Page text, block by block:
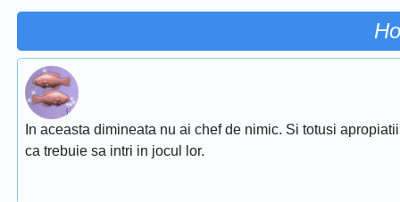
In aceasta dimineata nu ai chef de nimic. Si totusi
ca trebuie sa intri in jocul lor.